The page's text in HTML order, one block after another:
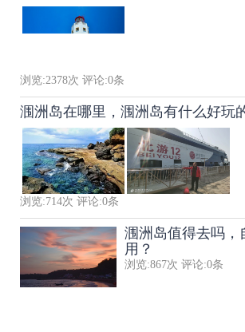
浏览:2378次 评论:0条
涠洲岛在哪里，涠洲岛有什么好玩
浏览:714次 评论:0条
涠洲岛值得去吗，
用？
浏览:867次 评论:0条